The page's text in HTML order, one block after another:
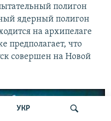
УКР
полигон
ядерный полигон
на архипелаге
предполагает, что
совершен на Новой